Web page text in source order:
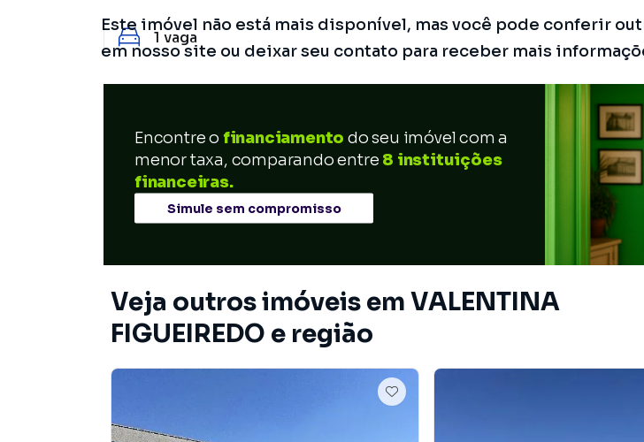
Este imóvel não está mais disponível, mas você pode conferir
em nosso site ou deixar seu contato para receber mais
1 vaga
Encontre o financiamento do seu imóvel com a
menor taxa, comparando entre 8 instituições
financeiras.
Simule sem compromisso
Veja outros imóveis em VALENTINA
FIGUEIREDO e região